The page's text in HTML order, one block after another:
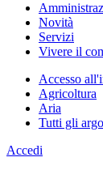
Novità
Servizi
Vivere il
Accesso
Agricoltura
Aria
Tutti gli
Accedi